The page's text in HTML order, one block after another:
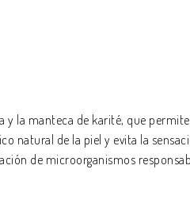
la manteca de karité, que
natural de la piel y evita la
de microorganismos